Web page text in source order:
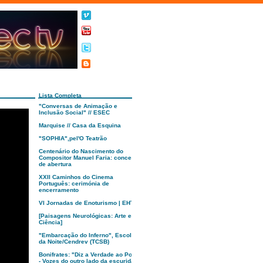
Lista Completa
"Conversas de Animação e
Inclusão Social" // ESEC
Marquise // Casa da Esquina
"SOPHIA",pel'O Teatrão
Centenário do Nascimento do
Compositor Manuel Faria: concerto
de abertura
XXII Caminhos do Cinema
Português: cerimónia de
encerramento
VI Jornadas de Enoturismo | EHTC
[Paisagens Neurológicas: Arte e
Ciência]
"Embarcação do Inferno", Escola
da Noite/Cendrev (TCSB)
Bonifrates: "Diz a Verdade ao Poder
- Vozes do outro lado da escuridão"